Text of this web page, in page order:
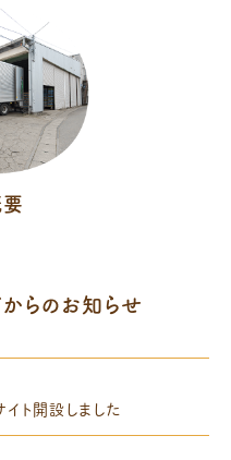
からのお知らせ
ト開設しました